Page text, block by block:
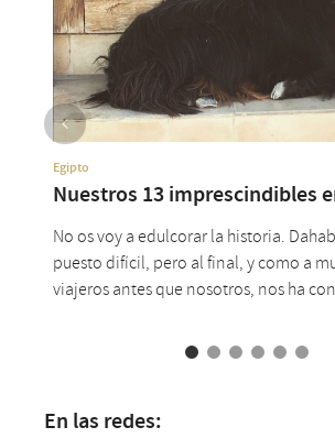
Egipto
Nuestros 13 imprescindibles
No os voy a edulcorar la historia.
puesto difícil, pero al final, y como a
viajeros antes que nosotros, nos ha
En las redes: